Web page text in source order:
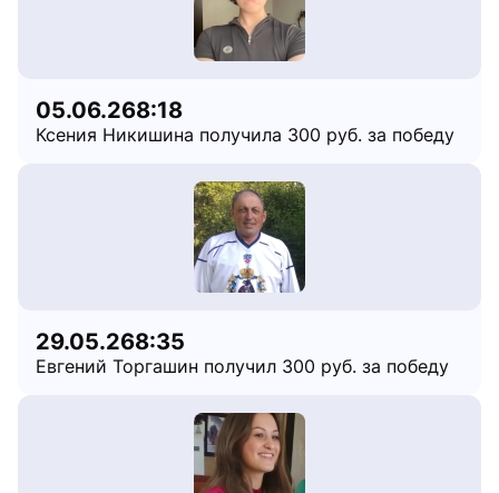
05.06.268:18
Ксения Никишина получила 300 руб. за победу
29.05.268:35
Евгений Торгашин получил 300 руб. за победу